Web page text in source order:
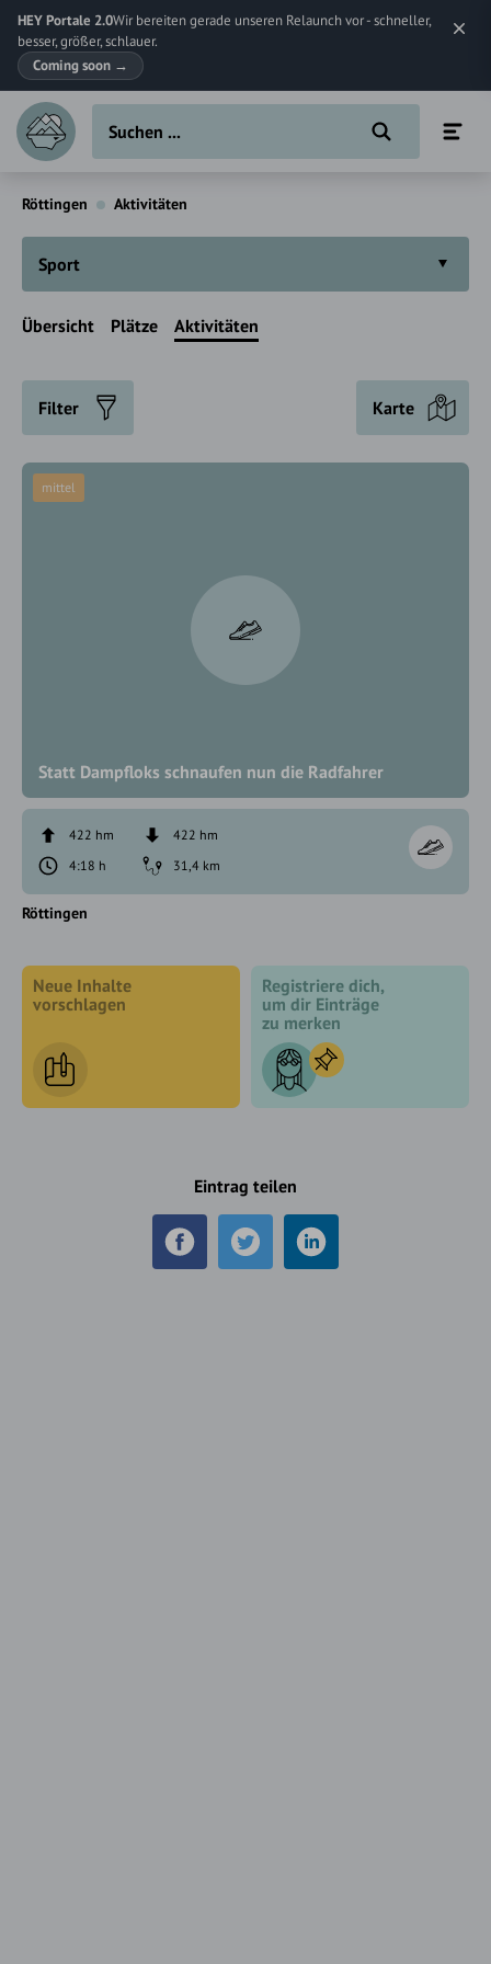
HEY Portale 2.0Wir bereiten gerade unseren Relaunch vor - schneller,
besser, größer, schlauer.
Coming soon →
Röttingen Aktivitäten
Sport
Übersicht Plätze Aktivitäten
Filter Karte
Statt Dampfloks schnaufen nun die Radfahrer
mittel
422 hm
422 hm
4:18 h
31,4 km
Röttingen
Neue Inhalte
vorschlagen
Registriere dich,
um dir Einträge
zu merken
Eintrag teilen